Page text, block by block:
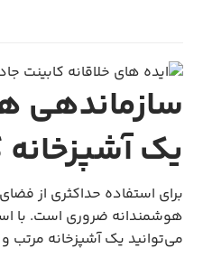
سازماندهی
یک
برای استفاده حداکثری از
هوشمندانه ضروری است. با
می‌توانید یک آشپزخانه مرتب